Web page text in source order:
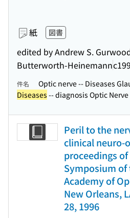
紙 図書
edited by Andrew S.
Butterworth-Heinemann
件名 Optic nerve -- Diseases
Diseases -- diagnosis Optic Nerve
Peril to the
clinical neuro-
proceedings
Symposium of
Academy of
New Orleans,
28, 1996